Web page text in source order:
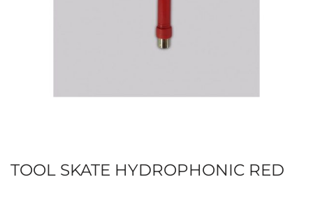
TOOL SKATE HYDROPHONIC RED